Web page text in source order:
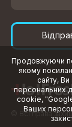
© Всі права
Продовжуючи
якому
сайту,
персональних
cookie,
Ваших